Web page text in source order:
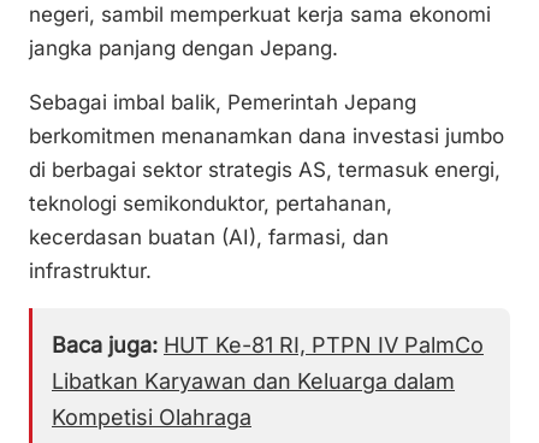
negeri, sambil memperkuat kerja sama ekonomi
jangka panjang dengan Jepang.
Sebagai imbal balik, Pemerintah Jepang
berkomitmen menanamkan dana investasi jumbo
di berbagai sektor strategis AS, termasuk energi,
teknologi semikonduktor, pertahanan,
kecerdasan buatan (AI), farmasi, dan
infrastruktur.
Baca juga: HUT Ke-81 RI, PTPN IV PalmCo
Libatkan Karyawan dan Keluarga dalam
Kompetisi Olahraga